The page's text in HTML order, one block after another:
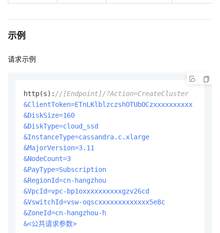
示例
请求示例
http(s): //[Endpoint]/?Action=CreateCluster
&ClientToken=ETnLKlblzczshOTUbOCzxxxxxxxxxx
&DiskSize=160
&DiskType=cloud_ssd
&InstanceType=cassandra.c.xlarge
&MajorVersion=3.11
&NodeCount=3
&PayType=Subscription
&RegionId=cn-hangzhou
&VpcId=vpc-bp1oxxxxxxxxxxgzv26cd
&VswitchId=vsw-oqscxxxxxxxxxxxxx5e8c
&ZoneId=cn-hangzhou-h
&<公共请求参数>